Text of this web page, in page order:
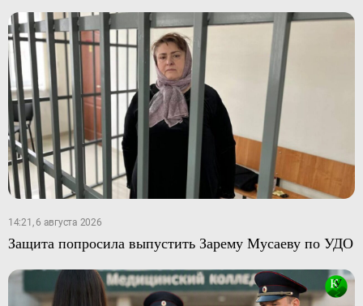
14:21, 6 августа 2026
Защита попросила выпустить Зарему Мусаеву по УДО